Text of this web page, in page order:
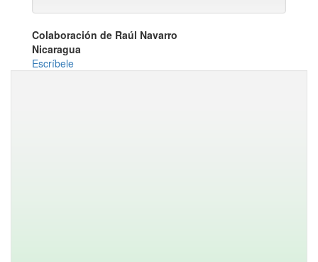
Colaboración de Raúl Navarro
Nicaragua
Escríbele